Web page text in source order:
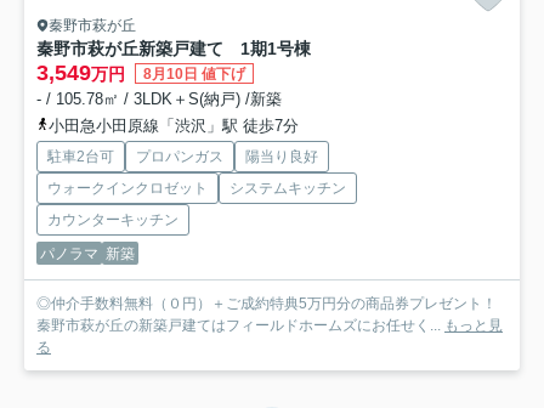
秦野市萩が丘
秦野市萩が丘新築戸建て 1期1号棟
3,549万円 8月10日 値下げ
- / 105.78㎡ / 3LDK＋S(納戸) /新築
小田急小田原線「渋沢」駅 徒歩7分
駐車2台可 プロパンガス
陽当り良好
ウォークインクロゼット
システムキッチン
カウンターキッチン
パノラマ 新築
◎仲介手数料無料（０円）＋ご成約特典5万円分の商品券プレゼント！
秦野市萩が丘の新築戸建てはフィールドホームズにお任せく... もっと見
る